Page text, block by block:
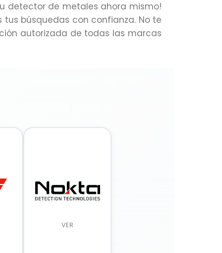
detector de metales ahora mismo!
búsquedas con confianza. No te
autorizada de todas las marcas
VER